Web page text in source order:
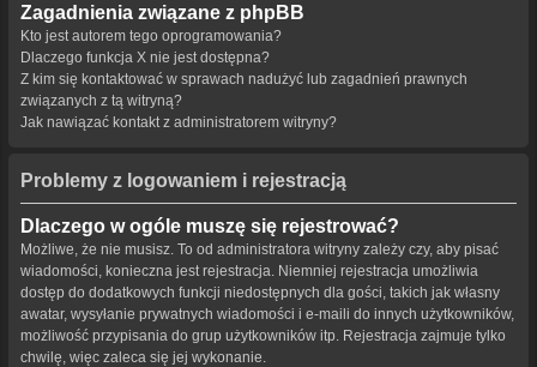
Zagadnienia związane z phpBB
Kto jest autorem tego oprogramowania?
Dlaczego funkcja X nie jest dostępna?
Z kim się kontaktować w sprawach nadużyć lub zagadnień prawnych
związanych z tą witryną?
Jak nawiązać kontakt z administratorem witryny?
Problemy z logowaniem i rejestracją
Dlaczego w ogóle muszę się rejestrować?
Możliwe, że nie musisz. To od administratora witryny zależy czy, aby pisać
wiadomości, konieczna jest rejestracja. Niemniej rejestracja umożliwia
dostęp do dodatkowych funkcji niedostępnych dla gości, takich jak własny
awatar, wysyłanie prywatnych wiadomości i e-maili do innych użytkowników,
możliwość przypisania do grup użytkowników itp. Rejestracja zajmuje tylko
chwilę, więc zaleca się jej wykonanie.